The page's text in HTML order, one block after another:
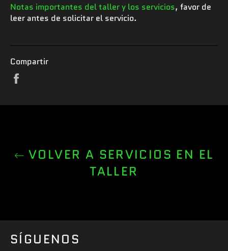
Notas importantes del taller y los servicios, favor de
leer antes de solicitar el servicio.
Compartir
VOLVER A SERVICIOS EN EL
TALLER
SÍGUENOS